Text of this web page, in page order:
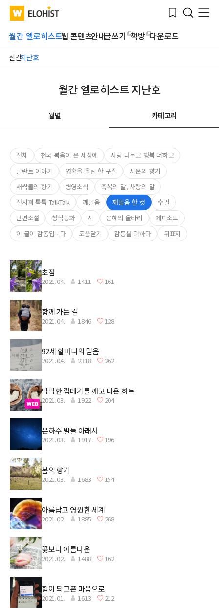
WATV Elohist-
Home
Bookmark
Search
Menu
월간 엘로히스트웹 콘텐츠안내글쓰기 책방 다운로드
신간지난호
Submit
월간 엘로히스트 지난호
월별 카테고리
전체 천국 복음이 온 세상에
사랑 나누고 행복 더하고
달란트 이야기
영혼을 울린 한 구절
시온의 향기
새싹들의 향기
병영소식
축복의 말, 사랑의 말
전시회 톡톡 TalkTalk
깨달음 깨달음 한 컷
수필
단편소설
창작동화 시 은혜의 울타리
에피소드
이 글이 감동입니다
도움닫기 감동을 더하다 뒤표지
초점
2021.04. 1411 161
함께 가는 길
2021.04. 1846 128
92세 할머니의 믿음
2021.04. 2318 262
딱딱한 껍데기를 깨고 나온 하트
2021.03. 1922 204
은하수 별들 아래서
2021.03. 1917 196
봄의 향기
2021.03. 1683 154
아름답고 영원한 세계
2021.02. 1885 268
꽃보다 아름다운
2021.02. 1488 162
힘이 되고픈 마음으로
2021.01. 1613 212